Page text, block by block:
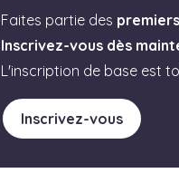
Faites partie des
Inscrivez-vous dès
L'inscription de base est
Inscrivez-vous